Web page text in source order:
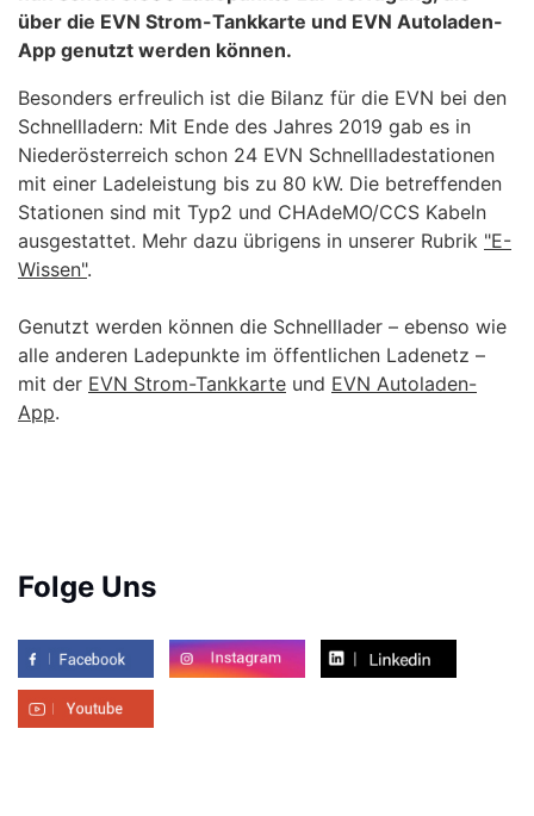
über die EVN Strom-Tankkarte und EVN Autoladen-
App genutzt werden können.
Besonders erfreulich ist die Bilanz für die EVN bei den
Schnellladern: Mit Ende des Jahres 2019 gab es in
Niederösterreich schon 24 EVN Schnellladestationen
mit einer Ladeleistung bis zu 80 kW. Die betreffenden
Stationen sind mit Typ2 und CHAdeMO/CCS Kabeln
ausgestattet. Mehr dazu übrigens in unserer Rubrik "E-
Wissen".
Genutzt werden können die Schnelllader – ebenso wie
alle anderen Ladepunkte im öffentlichen Ladenetz –
mit der EVN Strom-Tankkarte und EVN Autoladen-
App.
Folge Uns